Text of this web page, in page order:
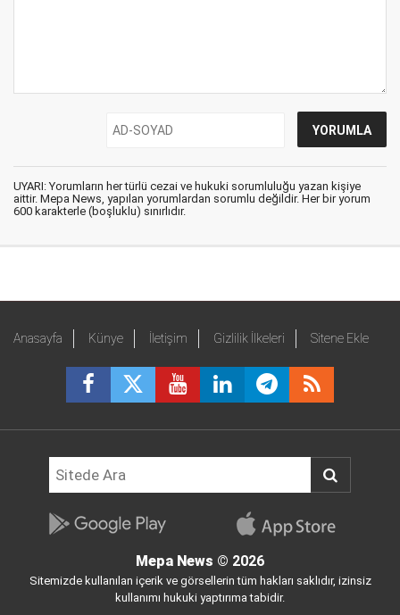
UYARI: Yorumların her türlü cezai ve hukuki sorumluluğu yazan kişiye
aittir. Mepa News, yapılan yorumlardan sorumlu değildir. Her bir yorum
600 karakterle (boşluklu) sınırlıdır.
Anasayfa Künye İletişim Gizlilik İlkeleri Sitene Ekle
Mepa News © 2026
Sitemizde kullanılan içerik ve görsellerin tüm hakları saklıdır, izinsiz
kullanımı hukuki yaptırıma tabidir.